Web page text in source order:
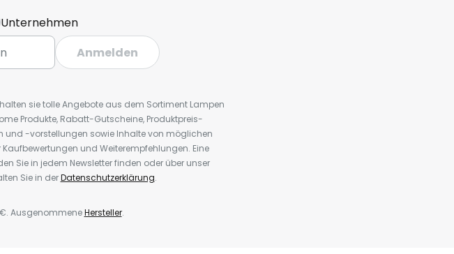
Unternehmen
Anmelden
sie tolle Angebote aus dem Sortiment Lampen
Produkte, Rabatt-Gutscheine, Produktpreis-
und -vorstellungen sowie Inhalte von möglichen
und Weiterempfehlungen. Eine
Sie in jedem Newsletter finden oder über unser
Sie in derDatenschutzerklärung.
AusgenommeneHersteller.